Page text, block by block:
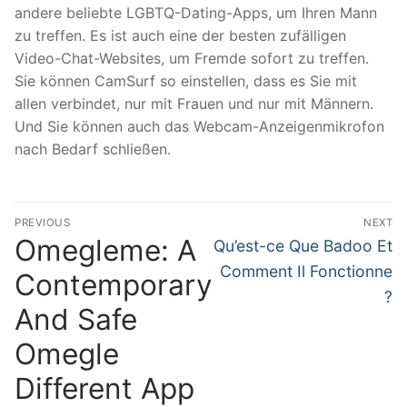
andere beliebte LGBTQ-Dating-Apps, um Ihren Mann
zu treffen. Es ist auch eine der besten zufälligen
Video-Chat-Websites, um Fremde sofort zu treffen.
Sie können CamSurf so einstellen, dass es Sie mit
allen verbindet, nur mit Frauen und nur mit Männern.
Und Sie können auch das Webcam-Anzeigenmikrofon
nach Bedarf schließen.
文
章
導
覽
PREVIOUS
Previous
post:
Omegleme: A
Contemporary
And Safe
Omegle
Different App
NEXT
Next
post:
Qu’est-ce Que Badoo Et
Comment Il Fonctionne
?